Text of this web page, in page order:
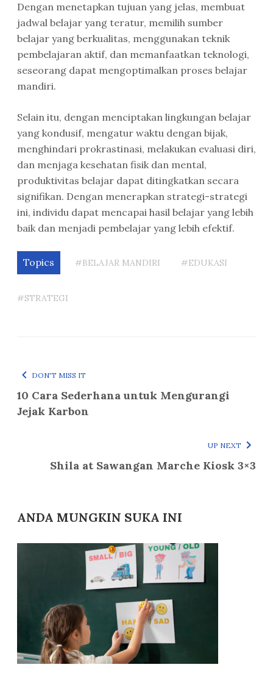
Dengan menetapkan tujuan yang jelas, membuat
jadwal belajar yang teratur, memilih sumber
belajar yang berkualitas, menggunakan teknik
pembelajaran aktif, dan memanfaatkan teknologi,
seseorang dapat mengoptimalkan proses belajar
mandiri.
Selain itu, dengan menciptakan lingkungan belajar
yang kondusif, mengatur waktu dengan bijak,
menghindari prokrastinasi, melakukan evaluasi diri,
dan menjaga kesehatan fisik dan mental,
produktivitas belajar dapat ditingkatkan secara
signifikan. Dengan menerapkan strategi-strategi
ini, individu dapat mencapai hasil belajar yang lebih
baik dan menjadi pembelajar yang lebih efektif.
Topics #BELAJAR MANDIRI #EDUKASI
#STRATEGI
DON'T MISS IT
10 Cara Sederhana untuk Mengurangi
Jejak Karbon
UP NEXT
Shila at Sawangan Marche Kiosk 3×3
ANDA MUNGKIN SUKA INI